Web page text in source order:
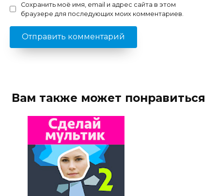
Сохранить моё имя, email и адрес сайта в этом
браузере для последующих моих комментариев.
Вам также может понравиться